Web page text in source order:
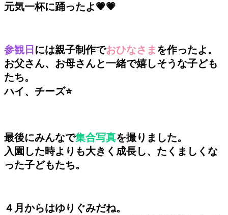
元気一杯に踊ったよ💗💗
参観日 には親子制作でおひなさま を作ったよ。
お父さん、お母さんと一緒で嬉しそうな子ども
たち。
ハイ、チーズ⭐
最後にみんなで集合写真を撮りました。
入園した時よりも大きく成長し、たくましくな
った子どもたち。
４月からはゆりぐみだね。